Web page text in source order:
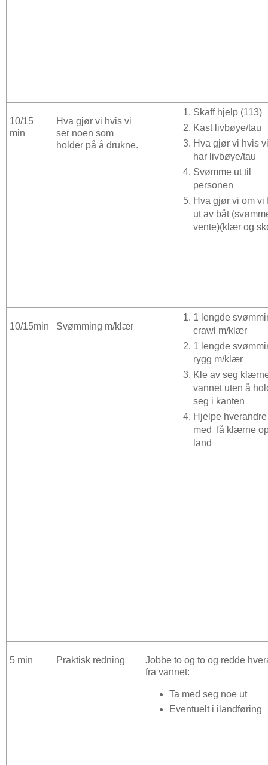
10/15
min
Hva gjør vi hvis vi
ser noen som
holder på å drukne.
Skaff hjelp (113)
Kast livbøye/tau
Hva gjør vi hvis
har livbøye/tau
Svømme ut til
personen
Hva gjør vi om vi
ut av båt
vente)(klær og
10/15min Svømming m/klær
1 lengde
crawl m/klær
1 lengde
rygg m/klær
Kle av seg
vannet uten å
seg i kanten
Hjelpe hverandre
med få klærne
land
5 min Praktisk redning
Jobbe to og to og redde
fra vannet:
Ta med seg noe ut
Eventuelt i ilandføring